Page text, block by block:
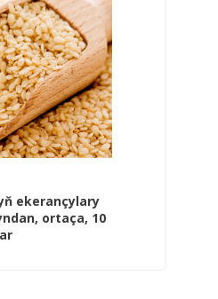
ekerançylary
ortaça, 10